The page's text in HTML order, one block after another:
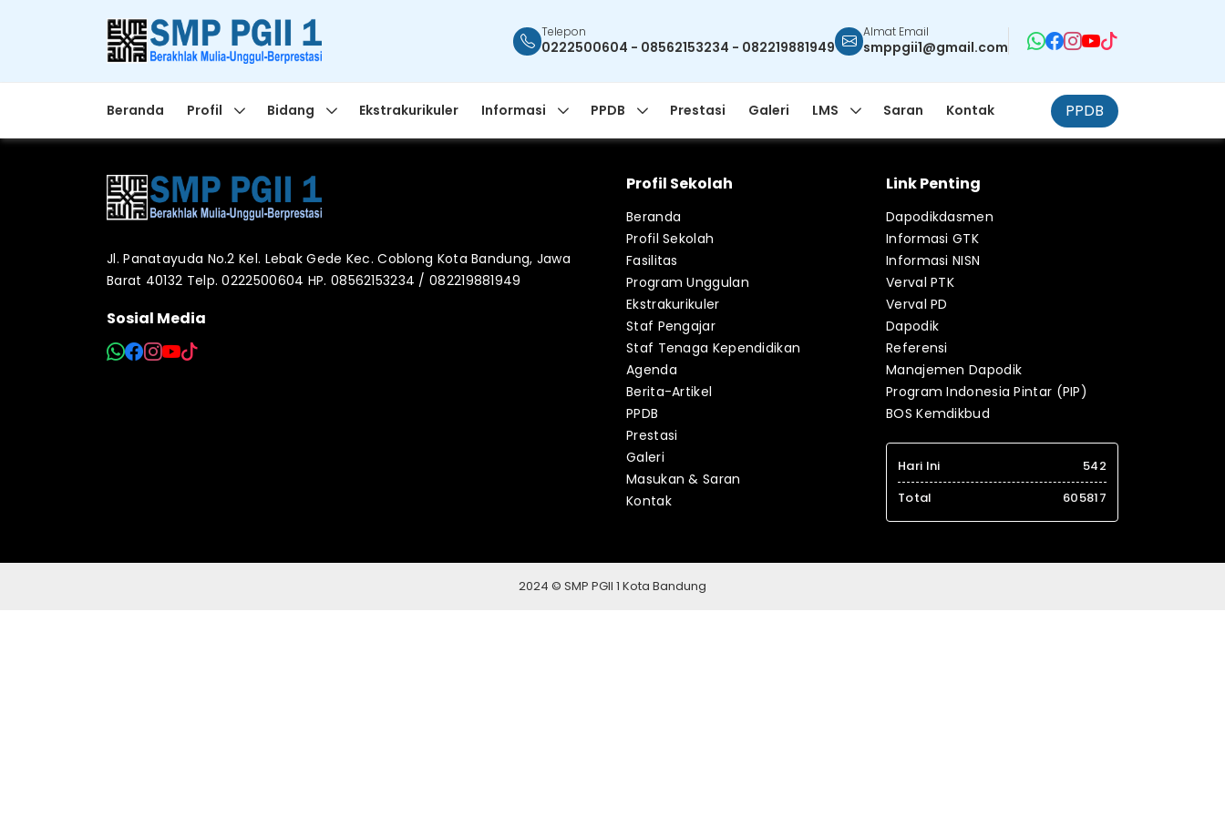
Telepon
0222500604 - 08562153234 - 082219881949
Almat Email
smppgii1@gmail.com
Beranda Profil Bidang Ekstrakurikuler Informasi PPDB Prestasi Galeri LMS Saran Kontak PPDB
Jl. Panatayuda No.2 Kel. Lebak Gede Kec. Coblong Kota Bandung, Jawa
Barat 40132 Telp. 0222500604 HP. 08562153234 / 082219881949
Sosial Media
Profil Sekolah
Beranda
Profil Sekolah
Fasilitas
Program Unggulan
Ekstrakurikuler
Staf Pengajar
Staf Tenaga Kependidikan
Agenda
Berita-Artikel
PPDB
Prestasi
Galeri
Masukan & Saran
Kontak
Link Penting
Dapodikdasmen
Informasi GTK
Informasi NISN
Verval PTK
Verval PD
Dapodik
Referensi
Manajemen Dapodik
Program Indonesia Pintar (PIP)
BOS Kemdikbud
Hari Ini
542
Total
605817
2024 © SMP PGII 1 Kota Bandung